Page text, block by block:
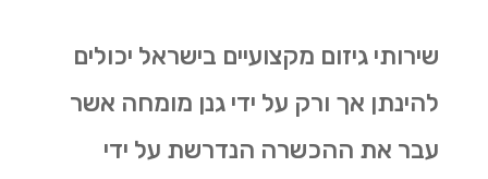
שירותי גיזום מקצועיים בישראל יכולים
להינתן אך ורק על ידי גנן מומחה אשר
עבר את ההכשרה הנדרשת על ידי